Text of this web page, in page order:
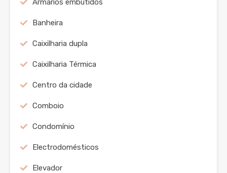
Armários embutidos
Banheira
Caixilharia dupla
Caixilharia Térmica
Centro da cidade
Comboio
Condomínio
Electrodomésticos
Elevador